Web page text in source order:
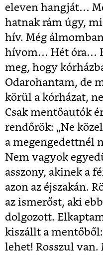
eleven hangját…
hatnak rám úgy,
hív. Még
hívom… Hét óra…
meg, hogy
Odarohantam, de
körül a kórházat,
Csak mentőautók
rendőrök: „Ne
a megengedettnél
Nem vagyok
asszony, akinek a
azon az éjszakán.
az ismerőst, aki
dolgozott.
kiszállt a mentőből:
lehet! Rosszul